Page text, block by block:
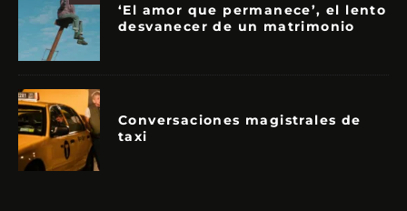
‘El amor que permanece’, el lento
desvanecer de un matrimonio
Conversaciones magistrales de
taxi